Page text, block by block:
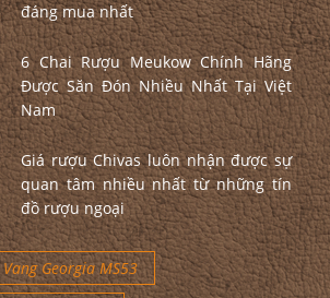
đáng mua nhất
6 Chai Rượu Meukow Chính Hãng
Được Săn Đón Nhiều Nhất Tại Việt
Nam
Giá rượu Chivas luôn nhận được sự
quan tâm nhiều nhất từ những tín
đồ rượu ngoại
Georgia MS53